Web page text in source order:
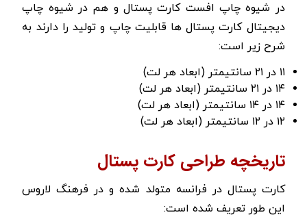
در شیوه چاپ افست کارت پستال و هم در شیوه چاپ
دیجیتال کارت پستال ها قابلیت چاپ و تولید را دارند به
شرح زیر است:
۱۱ در ۲۱ سانتیمتر (ابعاد هر لت)
۱۴ در ۲۱ سانتیمتر (ابعاد هر لت)
۱۴ در ۱۴ سانتیمتر (ابعاد هر لت)
۱۲ در ۱۲ سانتیمتر (ابعاد هر لت)
تاریخچه طراحی کارت پستال
کارت پستال در فرانسه متولد شده و در فرهنگ لاروس
این طور تعریف شده است: